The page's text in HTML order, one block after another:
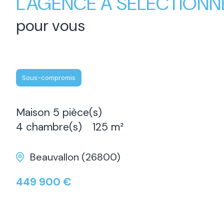
pour vous
Sous-compromis
Maison 5 pièce(s)
4 chambre(s)
125 m²
Beauvallon (26800)
449 900 €